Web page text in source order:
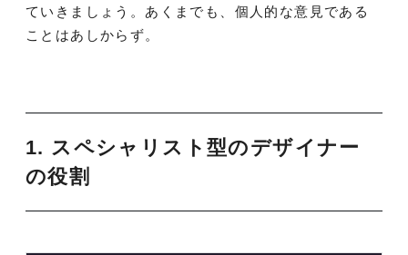
ていきましょう。あくまでも、個人的な意見である
ことはあしからず。
1. スペシャリスト型のデザイナー
の役割